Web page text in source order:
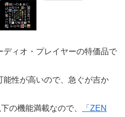
ディオ・プレイヤーの特価品で
性が高いので、急ぐが吉か
の機能満載なので、
「ZEN